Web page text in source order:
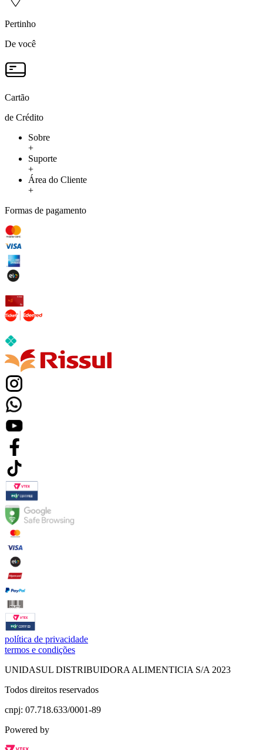
Pertinho
De você
Cartão
de Crédito
Sobre
+
Suporte
+
Área do Cliente
+
Formas de pagamento
política de privacidade
termos e condições
UNIDASUL DISTRIBUIDORA ALIMENTICIA S/A 2023
Todos direitos reservados
cnpj: 07.718.633/0001-89
Powered by